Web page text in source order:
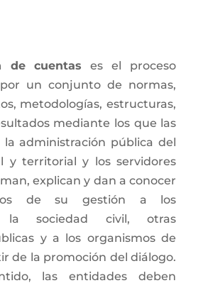
de cuentas es el proceso
un conjunto de normas,
metodologías, estructuras,
mediante los que las
administración pública del
y territorial y los servidores
explican y dan a conocer
de su gestión a los
la sociedad civil, otras
y a los organismos de
de la promoción del diálogo.
las entidades deben